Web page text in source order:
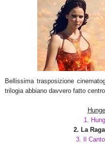
Bellissima trasposizione
trilogia abbiano davvero fatto
1.
2. La
3. Il